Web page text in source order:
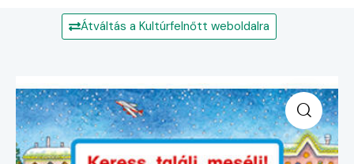
Átváltás a Kultúrfelnőtt weboldalra